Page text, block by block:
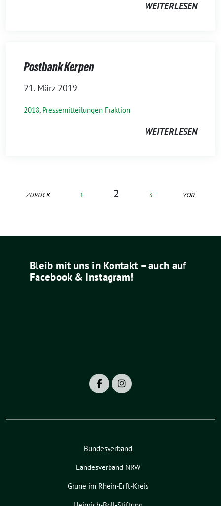
WEITERLESEN
Postbank Kerpen
21. März 2019
2018, Pressemitteilungen Fraktion
WEITERLESEN
ZURÜCK 1 2 3 VOR
Bleib mit uns in Kontakt – auch auf
Facebook & Instagram!
Bundesverband
Landesverband NRW
Grüne im Rhein-Erft-Kreis